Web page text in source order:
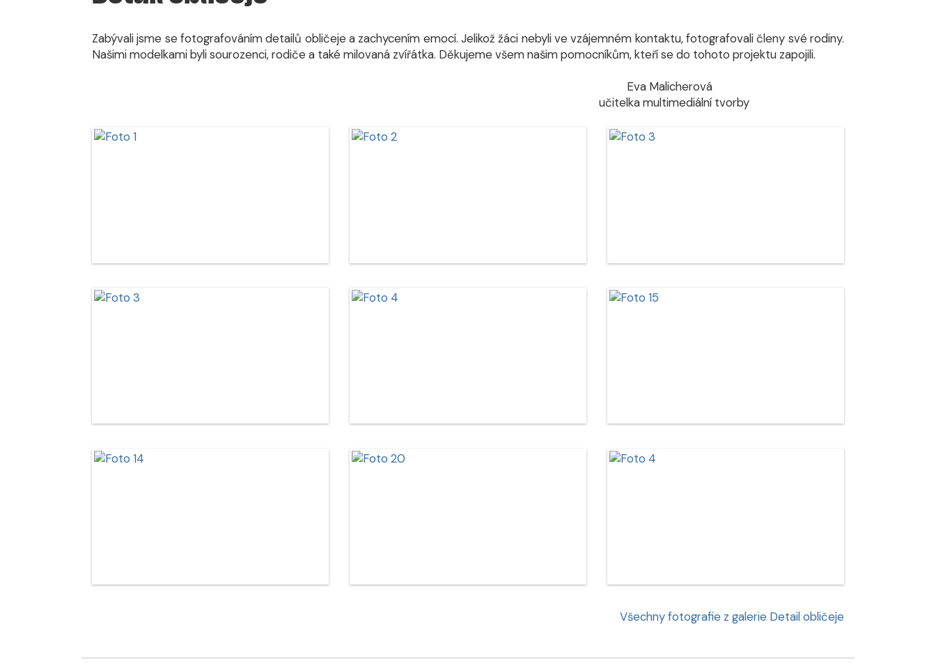
Zabývali jsme se fotografováním detailů obličeje a zachycením emocí. Jelikož žáci nebyli ve vzájemném kontaktu, fotografovali členy své rodiny.
Našimi modelkami byli sourozenci, rodiče a také milovaná zvířátka. Děkujeme všem našim pomocníkům, kteří se do tohoto projektu zapojili.
Eva Malicherová
učitelka multimediální tvorby
Všechny fotografie z galerie Detail obličeje